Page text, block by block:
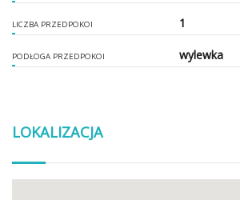
LICZBA PRZEDPOKOI 1
PODŁOGA PRZEDPOKOI wylewka
LOKALIZACJA